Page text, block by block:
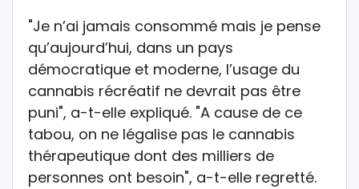
"Je n’ai jamais consommé mais je pense
qu’aujourd’hui, dans un pays
démocratique et moderne, l’usage du
cannabis récréatif ne devrait pas être
puni", a-t-elle expliqué. "A cause de ce
tabou, on ne légalise pas le cannabis
thérapeutique dont des milliers de
personnes ont besoin", a-t-elle regretté.